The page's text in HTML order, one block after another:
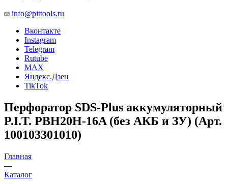
info@pittools.ru
Вконтакте
Instagram
Telegram
Rutube
MAX
Яндекс.Дзен
TikTok
Перфоратор SDS-Plus аккумуляторный
P.I.T. PBH20H-16A (без АКБ и ЗУ) (Арт.
100103301010)
Главная
—
Каталог